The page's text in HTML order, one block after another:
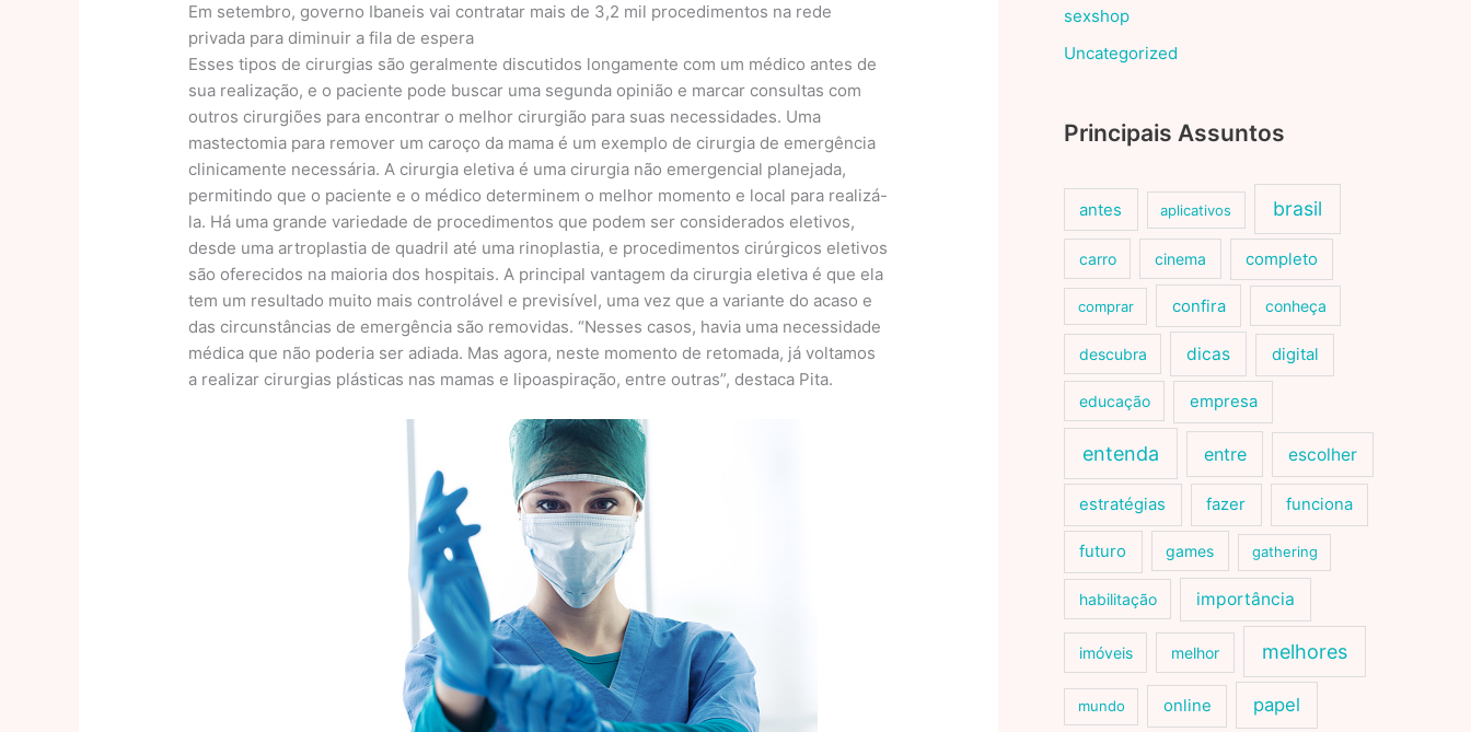
Em setembro, governo Ibaneis vai contratar mais de 3,2 mil procedimentos na rede
privada para diminuir a fila de espera
Esses tipos de cirurgias são geralmente discutidos longamente com um médico antes de
sua realização, e o paciente pode buscar uma segunda opinião e marcar consultas com
outros cirurgiões para encontrar o melhor cirurgião para suas necessidades. Uma
mastectomia para remover um caroço da mama é um exemplo de cirurgia de emergência
clinicamente necessária. A cirurgia eletiva é uma cirurgia não emergencial planejada,
permitindo que o paciente e o médico determinem o melhor momento e local para realizá-
la. Há uma grande variedade de procedimentos que podem ser considerados eletivos,
desde uma artroplastia de quadril até uma rinoplastia, e procedimentos cirúrgicos eletivos
são oferecidos na maioria dos hospitais. A principal vantagem da cirurgia eletiva é que ela
tem um resultado muito mais controlável e previsível, uma vez que a variante do acaso e
das circunstâncias de emergência são removidas. “Nesses casos, havia uma necessidade
médica que não poderia ser adiada. Mas agora, neste momento de retomada, já voltamos
a realizar cirurgias plásticas nas mamas e lipoaspiração, entre outras”, destaca Pita.
sexshop
Uncategorized
Principais Assuntos
antes aplicativos brasil
carro cinema completo
comprar confira conheça
descubra dicas digital
educação empresa
entenda entre escolher
estratégias fazer funciona
futuro games gathering
habilitação importância
imóveis melhor melhores
mundo online papel